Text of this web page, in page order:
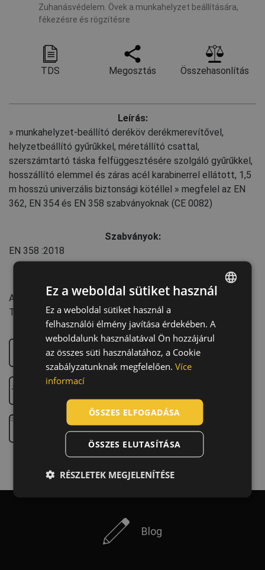
Zuhanásvédelem. Övek a munkahelyzet beállítására,
fékezésre és rögzítésre
TDS Megosztás Összehasonlítás
Leírás:
» munkahelyzet-beállító deréköv derékmerevítővel,
helyzetbeállító gyűrűkkel, méretállító csattal,
szerszámtartó táska felfüggesztésére szolgáló gyűrűkkel,
hosszállító elemmel és záras acél karabinerrel ellátott, 1,5
m hosszú univerzális biztonsági kötéllel » megfelel az EN
362, EN 354 és EN 358 szabványoknak (CE 0082)
Szabványok:
EN 358 :2018
Jellemzők:
Az EU-ban készült
Tömeg: 2,1 kg
Telekommunikációs oszlopon végzett munka
Oszlopon végzett munka
Blog
CZECH
HUNGARIAN
SLOVAK
GERMAN
Ez a weboldal sütiket használ
Ez a weboldal sütiket használ a
felhasználói élmény javítása érdekében. A
weboldalunk használatával Ön hozzájárul
az összes süti használatához, a Cookie
szabályzatunknak megfelelően. Více
informací
ÖSSZES ELFOGADÁSA
ÖSSZES ELUTASÍTÁSA
RÉSZLETEK MEGJELENÍTÉSE